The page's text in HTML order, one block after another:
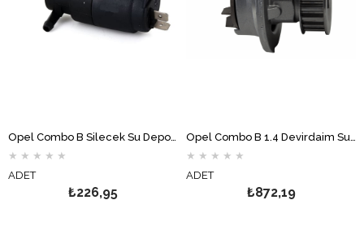
★ ★ ★ ★ ★
ADET
₺226,95
★ ★ ★ ★ ★
ADET
₺872,19